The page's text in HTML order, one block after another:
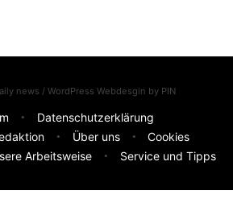
news / WordPress Webdesgin by PIN
Datenschutzerklärung
Über uns
Cookies
Arbeitsweise Service und Tipps